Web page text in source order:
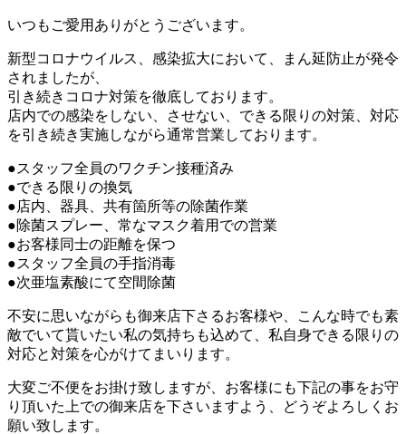
いつもご愛用ありがとうございます。
新型コロナウイルス、感染拡大において、まん延防止が発令
されましたが、
引き続きコロナ対策を徹底しております。
店内での感染をしない、させない、できる限りの対策、対応
を引き続き実施しながら通常営業しております。
●スタッフ全員のワクチン接種済み
●できる限りの換気
●店内、器具、共有箇所等の除菌作業
●除菌スプレー、常なマスク着用での営業
●お客様同士の距離を保つ
●スタッフ全員の手指消毒
●次亜塩素酸にて空間除菌
不安に思いながらも御来店下さるお客様や、こんな時でも素
敵でいて貰いたい私の気持ちも込めて、私自身できる限りの
対応と対策を心がけてまいります。
大変ご不便をお掛け致しますが、お客様にも下記の事をお守
り頂いた上での御来店を下さいますよう、どうぞよろしくお
願い致します。